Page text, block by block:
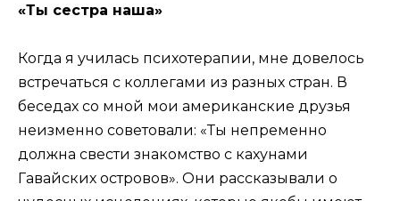
«Ты сестра наша»
Когда я училась психотерапии, мне довелось
встречаться с коллегами из разных стран. В
беседах со мной мои американские друзья
неизменно советовали: «Ты непременно
должна свести знакомство с кахунами
Гавайских островов». Они рассказывали о